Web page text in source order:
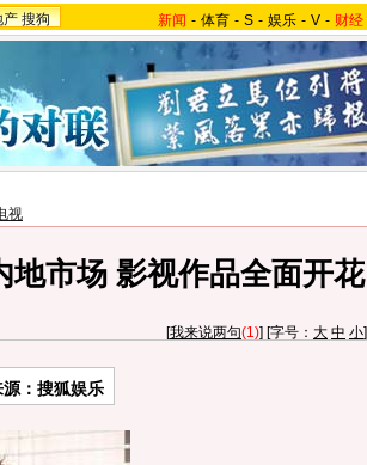
产 搜狗 新闻 - 体育 - S - 娱乐 - V - 财经
视
地市场 影视作品全面开花
[我来说两句(1)] [字号： 大 中 小]
源：搜狐娱乐